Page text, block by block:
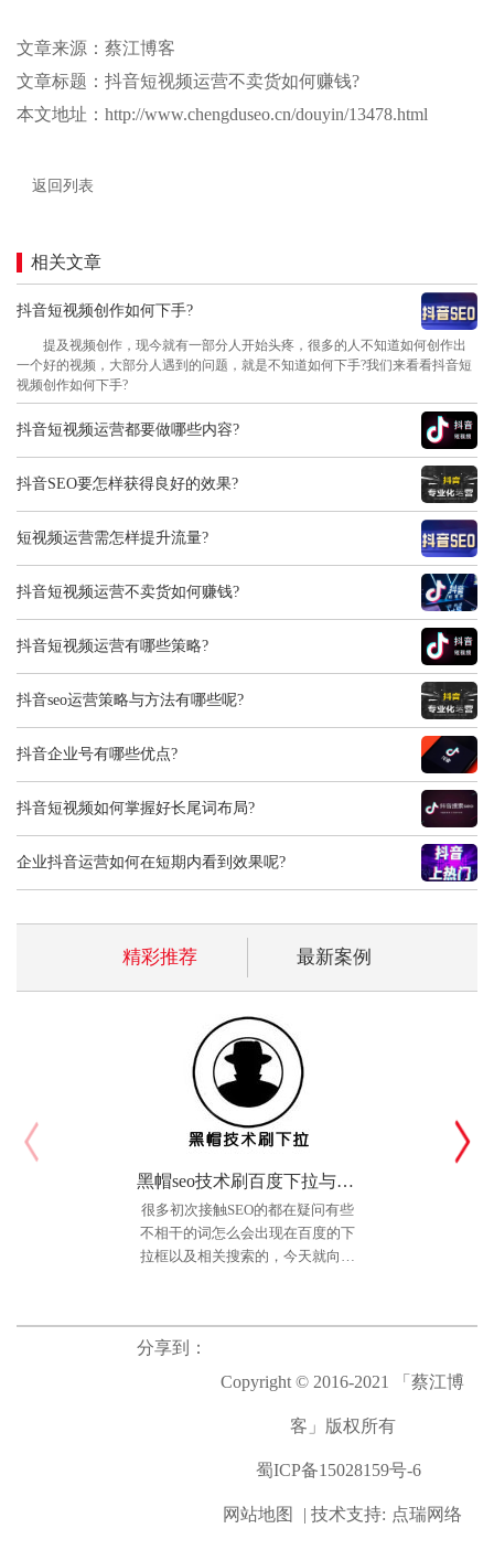
文章来源：蔡江博客
文章标题：抖音短视频运营不卖货如何赚钱?
本文地址：http://www.chengduseo.cn/douyin/13478.html
返回列表
相关文章
抖音短视频创作如何下手?
提及视频创作，现今就有一部分人开始头疼，很多的人不知道如何创作出
一个好的视频，大部分人遇到的问题，就是不知道如何下手?我们来看看抖音短
视频创作如何下手?
抖音短视频运营都要做哪些内容?
抖音SEO要怎样获得良好的效果?
短视频运营需怎样提升流量?
抖音短视频运营不卖货如何赚钱?
抖音短视频运营有哪些策略?
抖音seo运营策略与方法有哪些呢?
抖音企业号有哪些优点?
抖音短视频如何掌握好长尾词布局?
企业抖音运营如何在短期内看到效果呢?
精彩推荐 最新案例
黑帽seo技术刷百度下拉与相关搜索个人实践法
很多初次接触SEO的都在疑问有些
不相干的词怎么会出现在百度的下
拉框以及相关搜索的，今天就向大
选单，黑帽手法
一装ERP（软件类）
业实现互联网信息化、智能化、模
块化、产业化发展的高新技术企
业。 公司结合云计算、大数
所面临的管理问题所研发出
分享到：
Copyright © 2016-2021 「蔡江博
客」版权所有
蜀ICP备15028159号-6
网站地图 | 技术支持: 点瑞网络